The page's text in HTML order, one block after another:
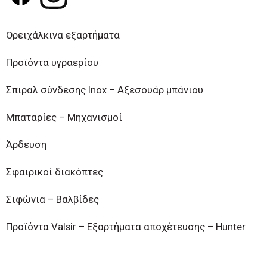
Ορειχάλκινα εξαρτήματα
Προϊόντα υγραερίου
Σπιραλ σύνδεσης Inox – Αξεσουάρ μπάνιου
Μπαταρίες – Μηχανισμοί
Άρδευση
Σφαιρικοί διακόπτες
Σιφώνια – Βαλβίδες
Προϊόντα Valsir – Εξαρτήματα αποχέτευσης – Hunter